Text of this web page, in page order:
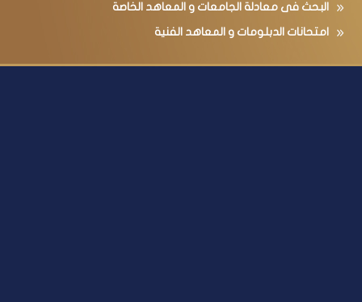
البحث فى معادلة الجامعات و المعاهد الخاصة
امتحانات الدبلومات و المعاهد الفنية